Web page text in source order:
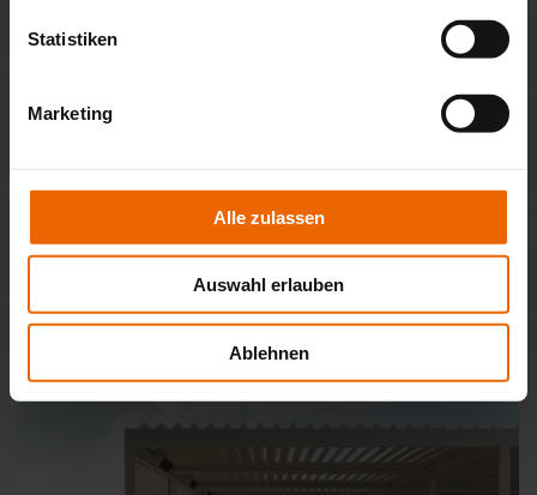
Statistiken
Marketing
Alle zulassen
Auswahl erlauben
Ablehnen